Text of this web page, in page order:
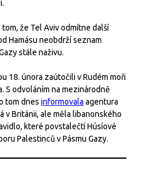
že Tel Aviv odmítne další
Hamásu neobdrží seznam
stále naživu.
18. února zaútočili v Rudém moři
S odvoláním na mezinárodně
tom dnes informovala agentura
v Británii, ale měla libanonského
které povstalečtí Húsíové
Palestinců v Pásmu Gazy.